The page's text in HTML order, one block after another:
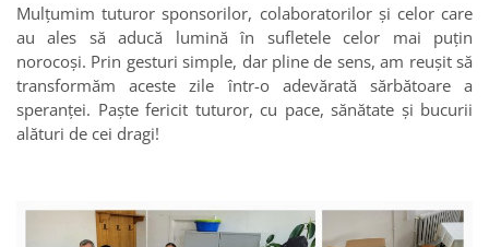
Mulțumim tuturor sponsorilor, colaboratorilor și celor care
au ales să aducă lumină în sufletele celor mai puțin
norocoși. Prin gesturi simple, dar pline de sens, am reușit să
transformăm aceste zile într-o adevărată sărbătoare a
speranței. Paște fericit tuturor, cu pace, sănătate și bucurii
alături de cei dragi!